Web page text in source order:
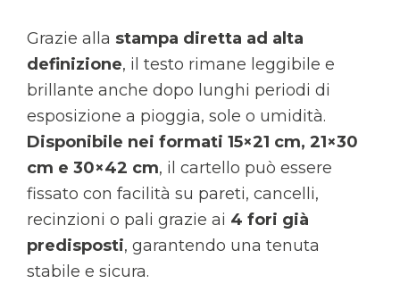
Grazie alla stampa diretta ad alta
definizione, il testo rimane leggibile e
brillante anche dopo lunghi periodi di
esposizione a pioggia, sole o umidità.
Disponibile nei formati 15×21 cm, 21×30
cm e 30×42 cm, il cartello può essere
fissato con facilità su pareti, cancelli,
recinzioni o pali grazie ai 4 fori già
predisposti, garantendo una tenuta
stabile e sicura.